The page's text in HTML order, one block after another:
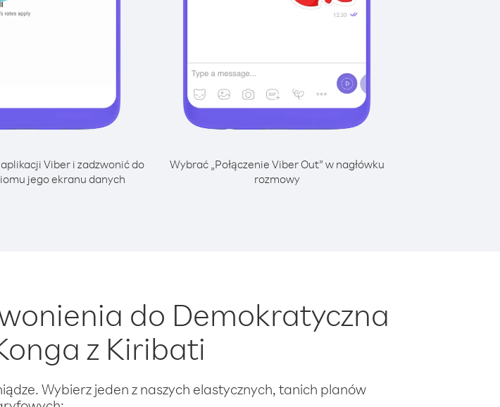
Viber i zadzwonić do
jego ekranu danych
Wybrać „Połączenie Viber Out” w nagłówku
rozmowy
do Demokratyczna
z Kiribati
Wybierz jeden z naszych elastycznych, tanich planów